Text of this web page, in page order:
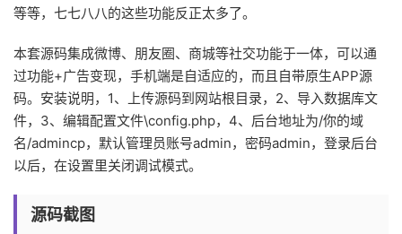
等等，七七八八的这些功能反正太多了。
本套源码集成微博、朋友圈、商城等社交功能于一体，可以通
过功能+广告变现，手机端是自适应的，而且自带原生APP源
码。安装说明，1、上传源码到网站根目录，2、导入数据库文
件，3、编辑配置文件\config.php，4、后台地址为/你的域
名/admincp，默认管理员账号admin，密码admin，登录后台
以后，在设置里关闭调试模式。
源码截图